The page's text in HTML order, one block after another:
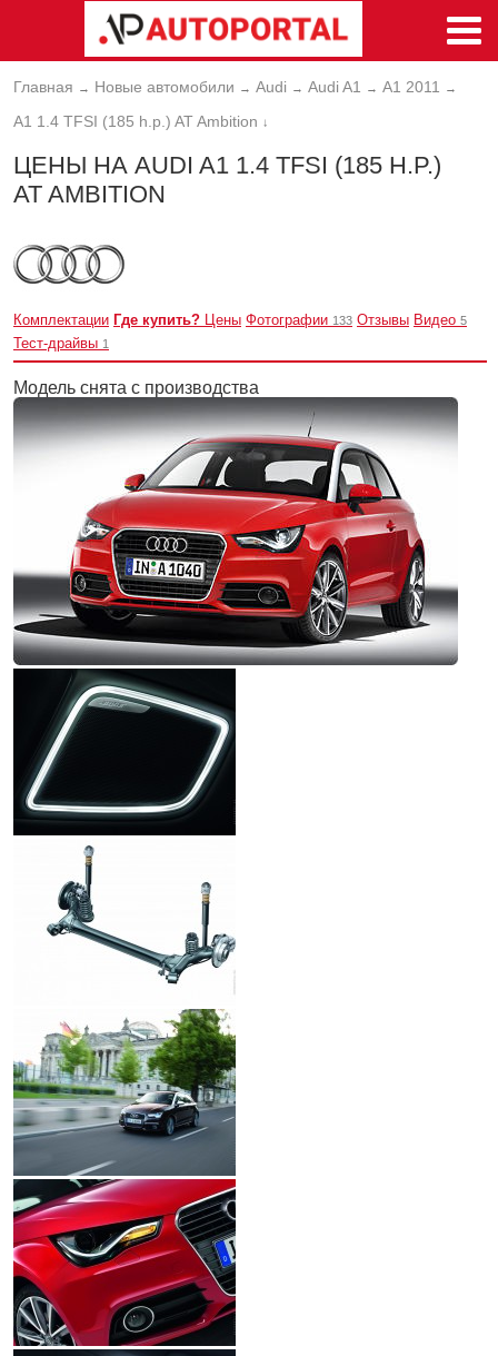
Главная → Новые автомобили → Audi → Audi A1 → A1 2011 →
A1 1.4 TFSI (185 h.p.) AT Ambition ↓
ЦЕНЫ НА AUDI A1 1.4 TFSI (185 H.P.)
AT AMBITION
Комплектации Где купить? Цены Фотографии 133 Отзывы Видео 5
Тест-драйвы 1
Модель снята с производства